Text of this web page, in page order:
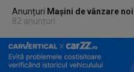
Anunțuri Mașini de vânzare
82 anunțuri